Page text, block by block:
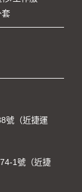
套
號（近捷運
1號（近捷